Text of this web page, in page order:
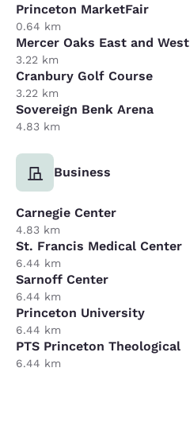
Princeton MarketFair
0.64 km
Mercer Oaks East and West
3.22 km
Cranbury Golf Course
3.22 km
Sovereign Benk Arena
4.83 km
Business
Carnegie Center
4.83 km
St. Francis Medical Center
6.44 km
Sarnoff Center
6.44 km
Princeton University
6.44 km
PTS Princeton Theological
6.44 km